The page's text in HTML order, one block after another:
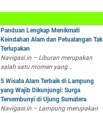
Panduan Lengkap Menikmati
Keindahan Alam dan Petualangan Tak
Terlupakan
Navigasi.in – Liburan merupakan
salah satu momen yang...
5 Wisata Alam Terbaik di Lampung
yang Wajib Dikunjungi: Surga
Tersembunyi di Ujung Sumatera
Navigasi.in – Lampung merupakan